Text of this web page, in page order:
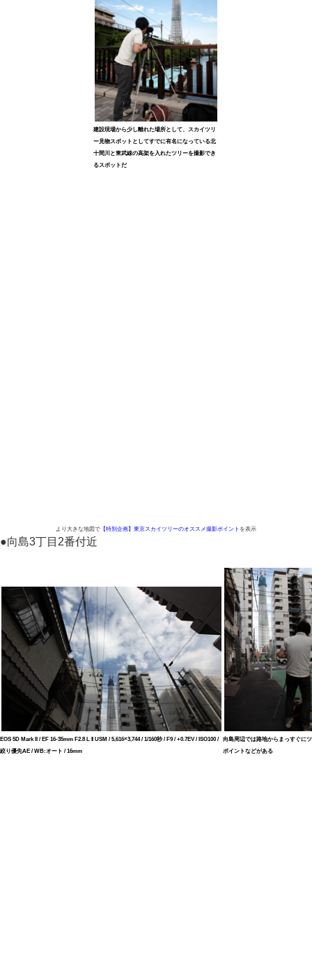
建設現場から少し離れた場所として、スカイツリ
ー見物スポットとしてすでに有名になっている北
十間川と東武線の高架を入れたツリーを撮影でき
るスポットだ
より大きな地図で 【特別企画】東京スカイツリーのオススメ撮影ポイント を表示
●向島3丁目2番付近
EOS 5D Mark II / EF 16-35mm F2.8 L II USM / 5,616×3,744 / 1/160秒 / F9 / +0.7EV / ISO100 /
絞り優先AE / WB:オート / 16mm
向島周辺では路地からまっすぐに
ポイントなどがある